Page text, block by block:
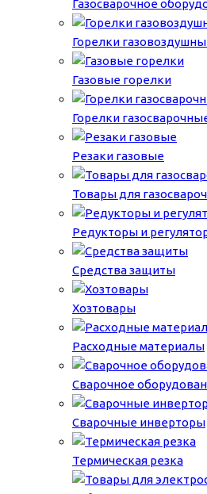
Газосварочное
Горелки
Газовые горелки
Горелки
Резаки газовые
Товары для
Редукторы и
Средства защиты
Хозтовары
Расходные материалы
Сварочное
Сварочные инверторы
Термическая резка